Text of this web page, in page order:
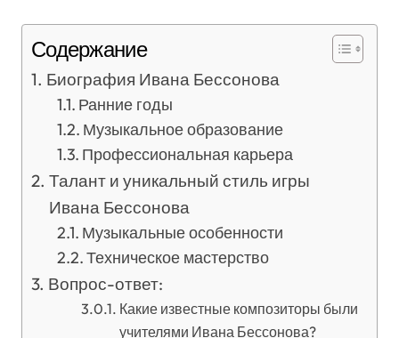
Содержание
Биография Ивана Бессонова
Ранние годы
Музыкальное образование
Профессиональная карьера
Талант и уникальный стиль игры
Ивана Бессонова
Музыкальные особенности
Техническое мастерство
Вопрос-ответ:
Какие известные композиторы были
учителями Ивана Бессонова?